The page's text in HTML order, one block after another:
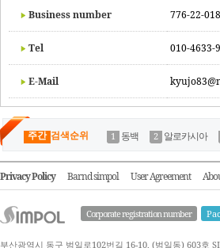
Business number 776-22-
Tel 010-4633-
E-Mail
주간 검색순위 동백 알로카시아
Privacy Policy Barnd simpol User Agreement
Corporate registration number
부산광역시 동구 범일로102번길 16-10, (범일동) 603호